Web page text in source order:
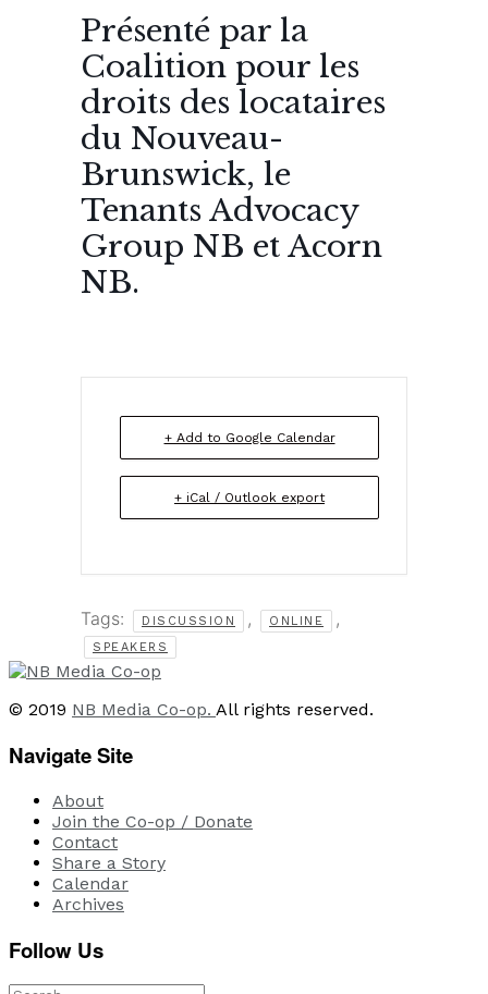
Présenté par la
Coalition pour les
droits des locataires
du Nouveau-
Brunswick, le
Tenants Advocacy
Group NB et Acorn
NB.
+ Add to Google Calendar
+ iCal / Outlook export
Tags: DISCUSSION , ONLINE ,
SPEAKERS
© 2019 NB Media Co-op. All rights reserved.
Navigate Site
About
Join the Co-op / Donate
Contact
Share a Story
Calendar
Archives
Follow Us